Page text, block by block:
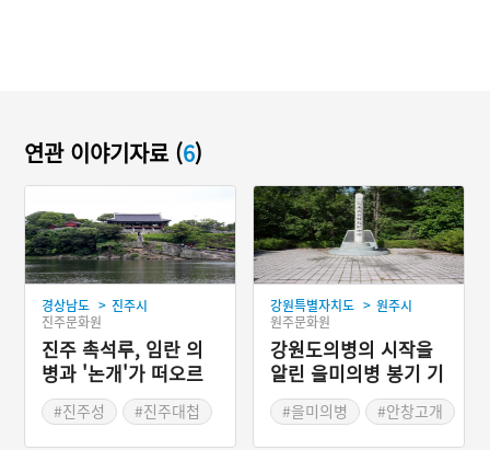
연관 이야기자료 (6)
경상남도 > 진주시
진주문화원
진주 촉석루, 임란 의
병과 '논개'가 떠오르
는 누정
#진주성
#진주대첩
강원특별자치도 > 원주시
원주문화원
강원도의병의 시작을
알린 을미의병 봉기 기
념탑
#을미의병
#안창고개